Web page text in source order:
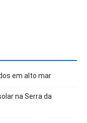
em alto mar
na Serra da